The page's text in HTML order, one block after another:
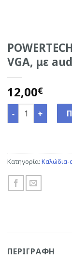
VGA, με
12,00€
POWERTECH
Κατηγορία: Καλώδια-
ΠΕΡΙΓΡΑΦΉ